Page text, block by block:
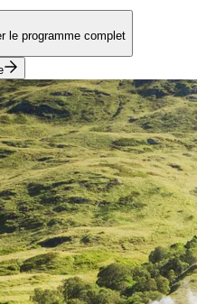
le programme complet